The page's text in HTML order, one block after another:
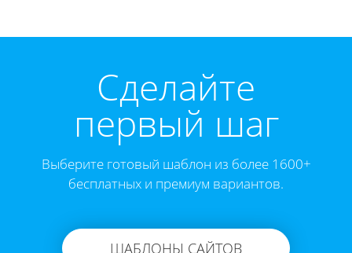
Cделайте
первый шаг
Выберите готовый шаблон из более 1600+
бесплатных и премиум вариантов.
ШАБЛОНЫ САЙТОВ